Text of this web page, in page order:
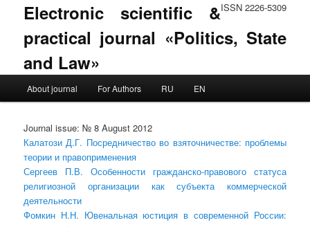
ISSN 2226-5309
Electronic scientific &
practical journal «Politics, State
and Law»
Skip to primary content
Skip to secondary content
About journal For Authors RU EN
Journal issue: № 8 August 2012
Калатози Д.Г. Посредничество во взяточничестве: проблемы
теории и правоприменения
Сергеев П.В. Особенности гражданско-правового статуса
религиозной организации как субъекта коммерческой
деятельности
Фомкин Н.Н. Ювенальная юстиция в современной России: